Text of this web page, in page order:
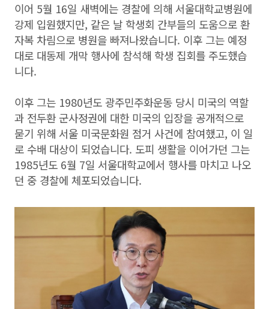
이어 5월 16일 새벽에는 경찰에 의해 서울대학교병원에
강제 입원했지만, 같은 날 학생회 간부들의 도움으로 환
자복 차림으로 병원을 빠져나왔습니다. 이후 그는 예정
대로 대동제 개막 행사에 참석해 학생 집회를 주도했습
니다.
이후 그는 1980년도 광주민주화운동 당시 미국의 역할
과 전두환 군사정권에 대한 미국의 입장을 공개적으로
묻기 위해 서울 미국문화원 점거 사건에 참여했고, 이 일
로 수배 대상이 되었습니다. 도피 생활을 이어가던 그는
1985년도 6월 7일 서울대학교에서 행사를 마치고 나오
던 중 경찰에 체포되었습니다.